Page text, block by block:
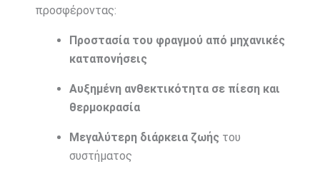
προσφέροντας:
Προστασία του φραγμού από μηχανικές
καταπονήσεις
Αυξημένη ανθεκτικότητα σε πίεση και
θερμοκρασία
Μεγαλύτερη διάρκεια ζωής του
συστήματος